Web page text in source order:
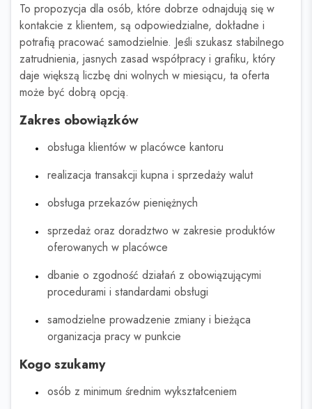
To propozycja dla osób, które dobrze odnajdują się w
kontakcie z klientem, są odpowiedzialne, dokładne i
potrafią pracować samodzielnie. Jeśli szukasz stabilnego
zatrudnienia, jasnych zasad współpracy i grafiku, który
daje większą liczbę dni wolnych w miesiącu, ta oferta
może być dobrą opcją.
Zakres obowiązków
obsługa klientów w placówce kantoru
realizacja transakcji kupna i sprzedaży walut
obsługa przekazów pieniężnych
sprzedaż oraz doradztwo w zakresie produktów
oferowanych w placówce
dbanie o zgodność działań z obowiązującymi
procedurami i standardami obsługi
samodzielne prowadzenie zmiany i bieżąca
organizacja pracy w punkcie
Kogo szukamy
osób z minimum średnim wykształceniem